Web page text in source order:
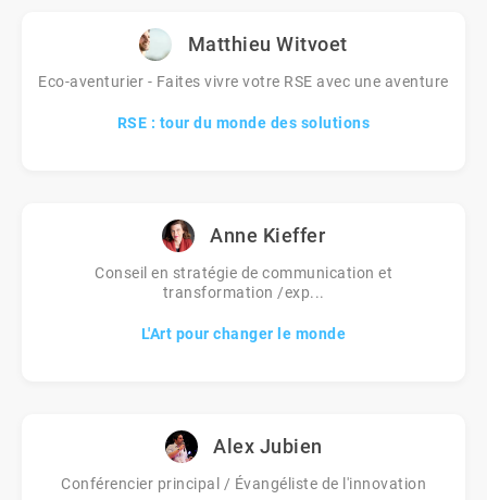
Matthieu Witvoet
Eco-aventurier - Faites vivre votre RSE avec une aventure
RSE : tour du monde des solutions
Anne Kieffer
Conseil en stratégie de communication et
transformation /exp...
L'Art pour changer le monde
Alex Jubien
Conférencier principal / Évangéliste de l'innovation